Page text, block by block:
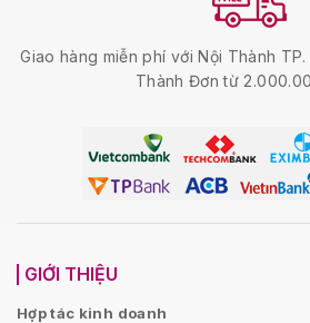
Giao hàng miễn phí với Nội Thành TP.
Thành Đơn từ
GIỚI THIỆU
Hợp tác kinh doanh